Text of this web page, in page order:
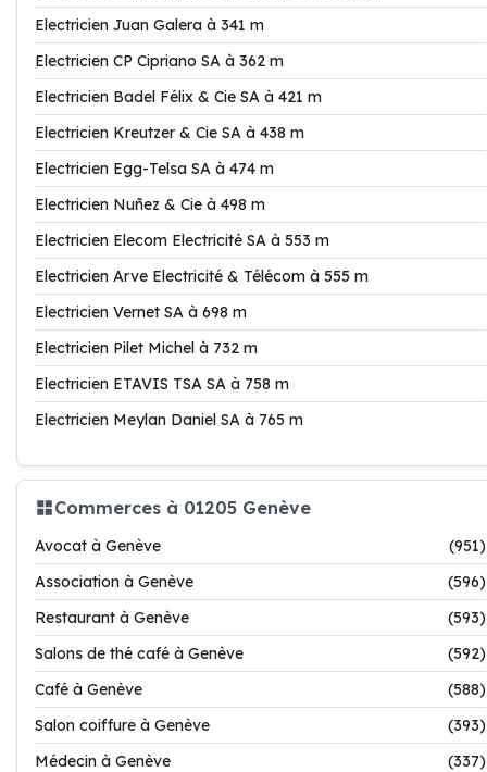
Electricien Juan Galera à 341 m
Electricien CP Cipriano SA à 362 m
Electricien Badel Félix & Cie SA à 421 m
Electricien Kreutzer & Cie SA à 438 m
Electricien Egg-Telsa SA à 474 m
Electricien Nuñez & Cie à 498 m
Electricien Elecom Electricité SA à 553 m
Electricien Arve Electricité & Télécom à 555 m
Electricien Vernet SA à 698 m
Electricien Pilet Michel à 732 m
Electricien ETAVIS TSA SA à 758 m
Electricien Meylan Daniel SA à 765 m
Commerces à 01205 Genève
Avocat à Genève
(951)
Association à Genève
(596)
Restaurant à Genève
(593)
Salons de thé café à Genève
(592)
Café à Genève
(588)
Salon coiffure à Genève
(393)
Médecin à Genève
(337)